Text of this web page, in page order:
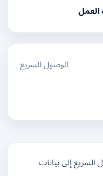
الوصول السريع
إلى بيانات